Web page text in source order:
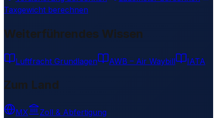
Taxgewicht berechnen
Weiterführendes Wissen
Luftfracht Grundlagen AWB – Air Waybill IATA
Zum Land
MX
Zoll & Abfertigung